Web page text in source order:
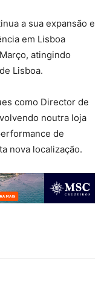
a sua expansão e
em Lisboa
atingindo
Lisboa.
como Director de
noutra loja
de
nova localização.